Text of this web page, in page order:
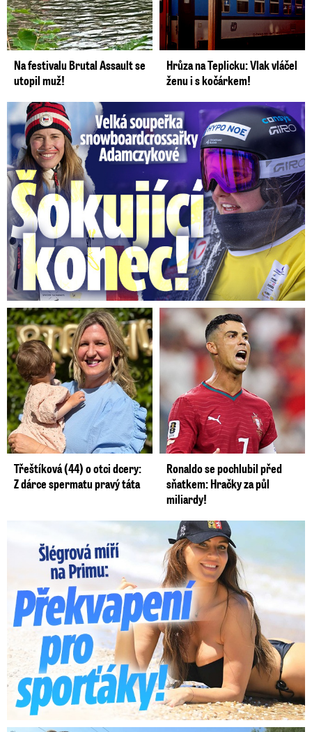
Na festivalu Brutal Assault se
utopil muž!
Hrůza na Teplicku: Vlak vláčel
ženu i s kočárkem!
Velká soupeřka Adamczykové: Šokující konec!
Třeštíková (44) o otci dcery:
Z dárce spermatu pravý táta
Ronaldo se pochlubil před
sňatkem: Hračky za půl
miliardy!
Lucie Šlégrová míří na Primu. Překvapení pro sporťáky!